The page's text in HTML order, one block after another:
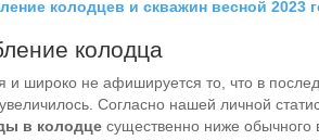
колодцев и скважин весной 2023
колодца
и широко не афишируется то, что в
Согласно нашей личной
в колодце существенно ниже обычного